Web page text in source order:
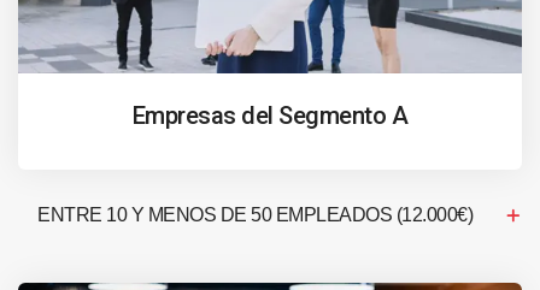
Empresas del Segmento A
ENTRE 10 Y MENOS DE 50 EMPLEADOS (12.000€)